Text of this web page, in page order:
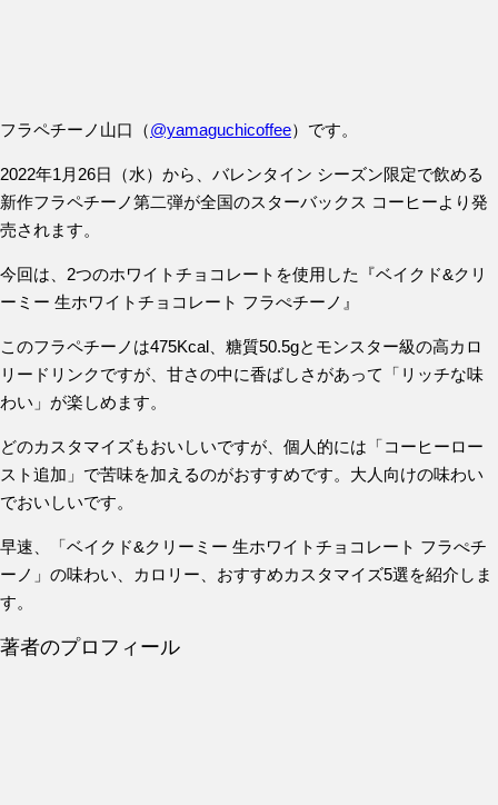
フラペチーノ山口（@yamaguchicoffee）です。
2022年1月26日（水）から、バレンタイン シーズン限定で飲める
新作フラペチーノ第二弾が全国のスターバックス コーヒーより発
売されます。
今回は、2つのホワイトチョコレートを使用した『ベイクド&クリ
ーミー 生ホワイトチョコレート フラぺチーノ』
このフラペチーノは475Kcal、糖質50.5gとモンスター級の高カロ
リードリンクですが、甘さの中に香ばしさがあって「リッチな味
わい」が楽しめます。
どのカスタマイズもおいしいですが、個人的には 「コーヒーロー
スト追加」で苦味を加えるのがおすすめです。大人向けの味わい
でおいしいです。
早速、「ベイクド&クリーミー 生ホワイトチョコレート フラぺチ
ーノ」の味わい、カロリー、おすすめカスタマイズ5選を紹介しま
す。
著者のプロフィール